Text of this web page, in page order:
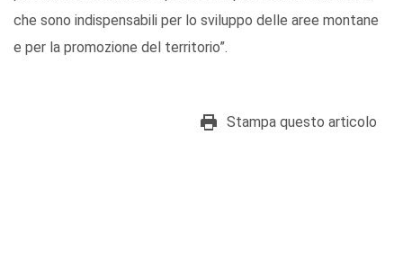
che sono indispensabili per lo sviluppo delle aree montane
e per la promozione del territorio”.
Stampa questo articolo